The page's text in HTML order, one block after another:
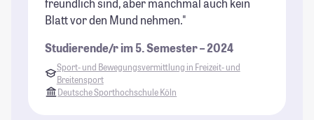
freundlich sind, aber manchmal auch kein
Blatt vor den Mund nehmen."
Studierende/r im 5. Semester – 2024
Sport- und Bewegungsvermittlung in Freizeit- und
Breitensport
Deutsche Sporthochschule Köln